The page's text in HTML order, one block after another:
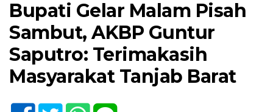
Bupati Gelar Malam Pisah
Sambut, AKBP Guntur
Saputro: Terimakasih
Masyarakat Tanjab Barat